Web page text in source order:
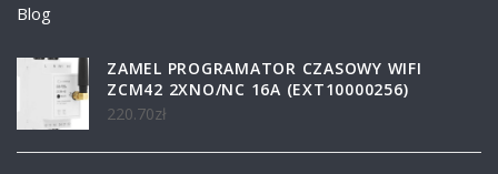
Blog
ZAMEL PROGRAMATOR CZASOWY WIFI
ZCM42 2XNO/NC 16A (EXT10000256)
220.70zł